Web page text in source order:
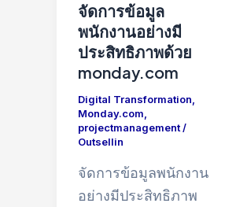
จัดการข้อมูล
พนักงานอย่างมี
ประสิทธิภาพด้วย
monday.com
Digital Transformation,
Monday.com,
projectmanagement/
Outsellin
จัดการข้อมูลพนักงาน
อย่างมีประสิทธิภาพ